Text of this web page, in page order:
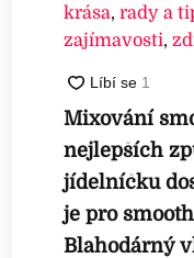
krása,rady a
zajímavosti,
Mixování
nejlepších
jídelníčku
je pro
Blahodárný